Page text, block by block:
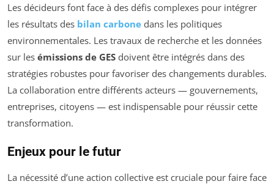
Les décideurs font face à des défis complexes pour intégrer
les résultats des bilan carbone dans les politiques
environnementales. Les travaux de recherche et les données
sur les émissions de GES doivent être intégrés dans des
stratégies robustes pour favoriser des changements durables.
La collaboration entre différents acteurs — gouvernements,
entreprises, citoyens — est indispensable pour réussir cette
transformation.
Enjeux pour le futur
La nécessité d’une action collective est cruciale pour faire face